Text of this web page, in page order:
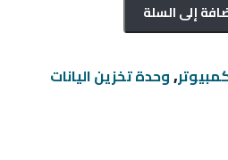
إلى السلة
,وحدة تخزين اليانات